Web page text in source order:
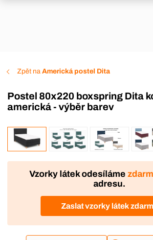
Zpět na Americká postel Dita
Postel 80x220 boxspring Dita kontinentální
americká - výběr barev
VÝROBA
Vzorky látek odesíláme
adresu.
Zaslat vzorky látek